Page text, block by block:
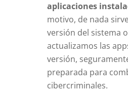
aplicaciones
motivo, de nada
versión del sistema
actualizamos las
versión,
preparada para
cibercriminales.